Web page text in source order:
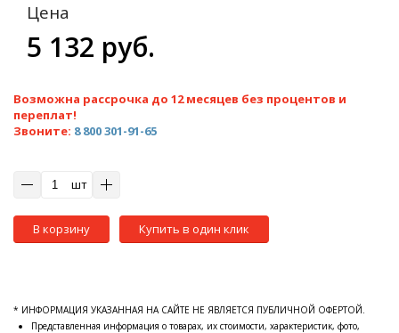
Цена
5 132 руб.
Возможна рассрочка до 12 месяцев без процентов и
переплат!
Звоните: 8 800 301-91-65
шт
В корзину Купить в один клик
* ИНФОРМАЦИЯ УКАЗАННАЯ НА САЙТЕ НЕ ЯВЛЯЕТСЯ ПУБЛИЧНОЙ ОФЕРТОЙ.
Представленная информация о товарах, их стоимости, характеристик, фото,